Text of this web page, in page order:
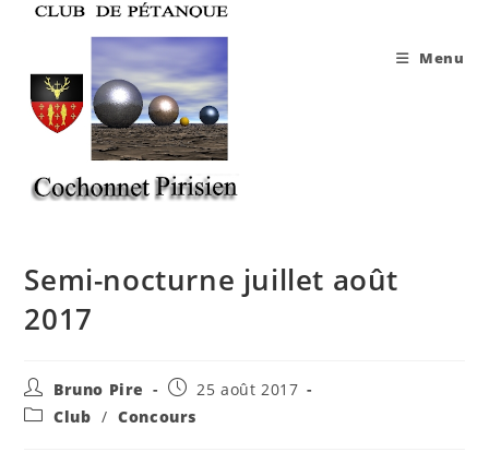
Menu
Semi-nocturne juillet août
2017
Auteur/autrice
de
la
Bruno Pire
Publication
25 août 2017
PostClub / Concours